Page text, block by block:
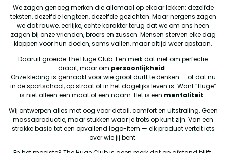
We zagen genoeg merken die allemaal op elkaar lekken: dezelfde
teksten, dezelfde lengteen, dezelfde gezichten. Maar nergens zagen
we dat rauwe, eerlijke, echte karakter terug dat we om ons heen
zagen bij onze vrienden, broers en zussen. Mensen sterven elke dag
kloppen voor hun doelen, soms vallen, maar altijd weer opstaan.
Daaruit groeide The Huge Club. Een merk dat niet om perfectie
draait, maar om persoonlijkheid .
Onze kleding is gemaakt voor wie groot durft te denken — of dat nu
in de sportschool, op straat of in het dagelijks leven is. Want “Huge”
is niet alleen een maat of een naam. Het is een mentaliteit .
Wij ontwerpen alles met oog voor detail, comfort en uitstraling. Geen
massaproductie, maar stukken waar je trots op kunt zijn. Van een
strakke basic tot een opvallend logo-item — elk product vertelt iets
over wie jij bent.